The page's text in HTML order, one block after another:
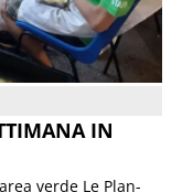
IN
verde Le Plan-